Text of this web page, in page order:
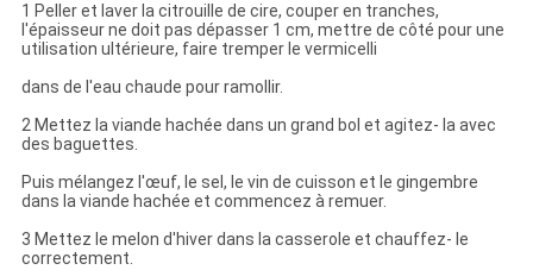
1 Peller et laver la citrouille de cire, couper en tranches,
l'épaisseur ne doit pas dépasser 1 cm, mettre de côté pour une
utilisation ultérieure, faire tremper le vermicelli
dans de l'eau chaude pour ramollir.
2 Mettez la viande hachée dans un grand bol et agitez- la avec
des baguettes.
Puis mélangez l'œuf, le sel, le vin de cuisson et le gingembre
dans la viande hachée et commencez à remuer.
3 Mettez le melon d'hiver dans la casserole et chauffez- le
correctement.